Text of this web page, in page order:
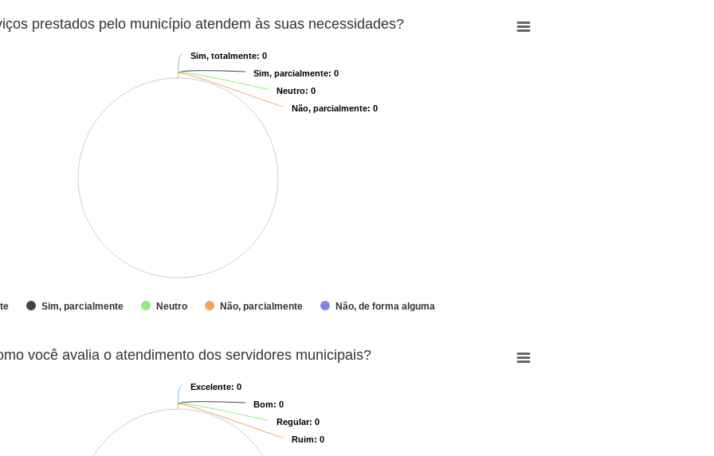
atendem às suas necessidades?
prestados pelo município atendem às suas necessidades?
Sim, totalmente: 0
Sim, totalmente: 0
Sim, parcialmente: 0
Sim, parcialmente: 0
Neutro: 0
Neutro: 0
Não, parcialmente: 0
Não, parcialmente: 0
Sim, parcialmente Neutro Não, parcialmente Não, de forma alguma
servidores municipais?
você avalia o atendimento dos servidores municipais?
Excelente: 0
Excelente: 0
Bom: 0
Bom: 0
Regular: 0
Regular: 0
Ruim: 0
Ruim: 0